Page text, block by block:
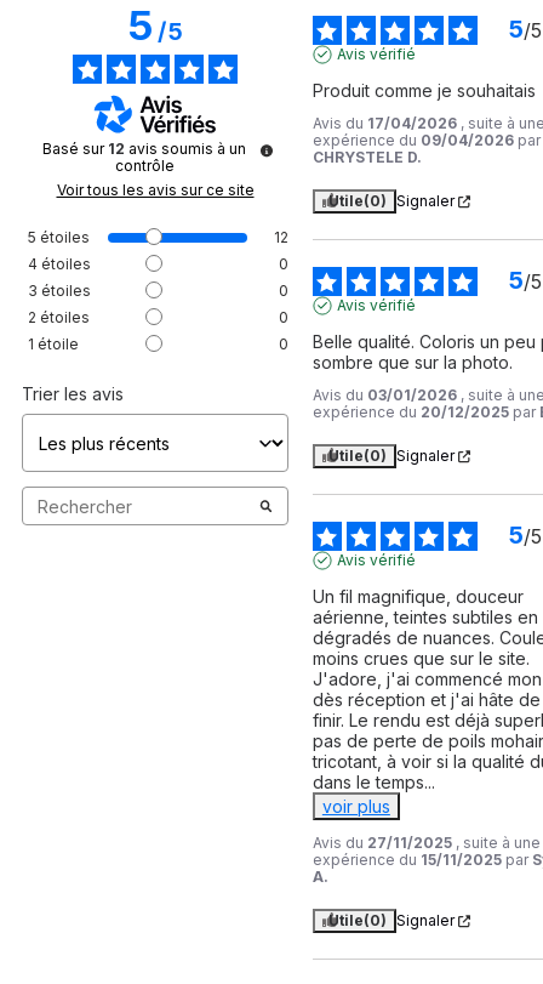
5/5
Basé sur 12 avis soumis à un
contrôle
Voir tous les avis sur ce site
5 étoiles
12
4 étoiles
0
3 étoiles
0
2 étoiles
0
1 étoile 0
Trier les avis
5/5
Avis vérifié
Produit comme je souhaitais
Avis du 17/04/2026 , suite à
expérience du 09/04/2026 par
CHRYSTELE D.
Utile(0) Signaler
5/5
Avis vérifié
Belle qualité. Coloris un peu
sombre que sur la photo.
Avis du 03/01/2026 , suite à
expérience du 20/12/2025 par
Utile(0) Signaler
5/5
Avis vérifié
Un fil magnifique, douceur
aérienne, teintes subtiles en
dégradés de nuances.
moins crues que sur le site.
J'adore, j'ai commencé
dès réception et j'ai hâte
finir. Le rendu est déjà
pas de perte de poils
tricotant, à voir si la qualité
dans le temps...
voir plus
Avis du 27/11/2025 , suite à une
expérience du 15/11/2025 par
A.
Utile(0) Signaler